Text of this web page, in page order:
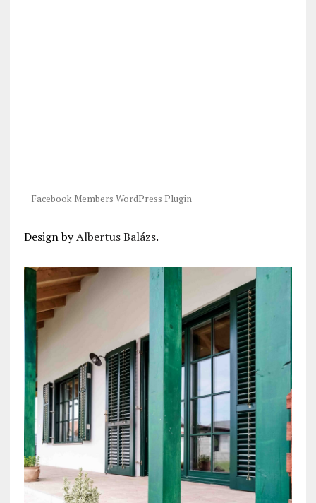
- Facebook Members WordPress Plugin
Design byAlbertus Balázs.